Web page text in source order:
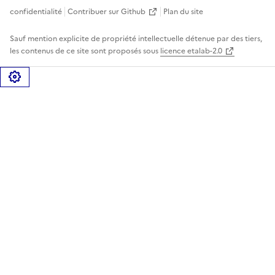
confidentialité Contribuer sur Github Plan du site
Sauf mention explicite de propriété intellectuelle détenue par des tiers,
les contenus de ce site sont proposés sous licence etalab-2.0
Gérer les cookies